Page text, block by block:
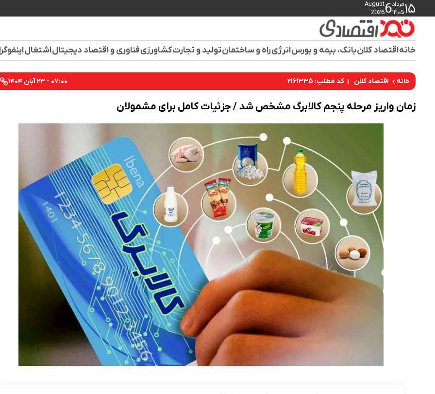
۱۵مرداد
۱۴۰۵6
August
2026
خانهاقتصاد کلانبانک، بیمه و بورسانرژیراه و ساختمانتولید و تجارتکشاورزیفناوری و اقتصاد دیجیتالاشتغال
خانه اقتصاد کلان کد مطلب: ۲۱۶۱۳۳۵ ۰۷:۰۰ - ۲۳ آبان ۱۴۰۴
زمان واریز مرحله پنجم کالابرگ مشخص شد / جزئیات کامل برای مشمولان